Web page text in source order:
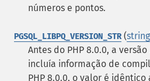
números e pontos.
PGSQL_LIBPQ_VERSION_STR(string
Antes do PHP 8.0.0, a
incluía informação de
PHP 8.0.0, o valor é idêntico